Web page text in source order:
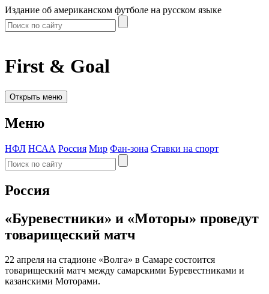
Издание об американском футболе на русском языке
First & Goal
Открыть меню
Меню
НФЛ НСАА Россия Мир Фан-зона Ставки на спорт
Россия
«Буревестники» и «Моторы» проведут
товарищеский матч
22 апреля на стадионе «Волга» в Самаре состоится
товарищеский матч между самарскими Буревестниками и
казанскими Моторами.